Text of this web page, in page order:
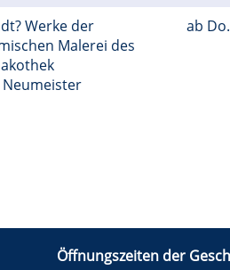
Werke der
Malerei des
ab Do.
Öffnungszeiten der